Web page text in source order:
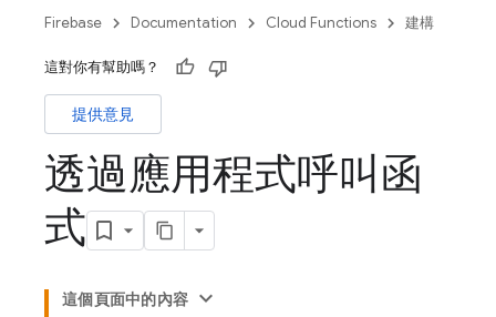
Firebase Documentation Cloud Functions 建構
這對你有幫助嗎？
提供意見
透過應用程式呼叫函
式
這個頁面中的內容